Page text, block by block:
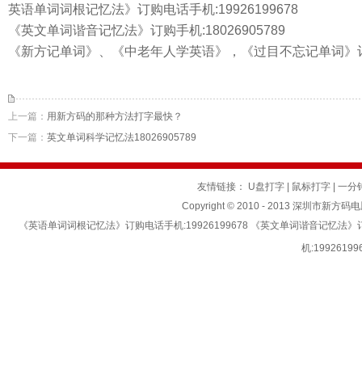
英语单词词根记忆法》订购电话手机:19926199678
《英文单词谐音记忆法》订购手机:18026905789
《新方记单词》、《中老年人学英语》，《过目不忘记单词
上一篇： 用新方码的那种方法打字最快？
下一篇： 英文单词科学记忆法18026905789
友情链接： U盘打字 鼠标打字
一分
Copyright © 2010 - 2013 深圳市新方码
《英语单词词根记忆法》订购电话手机:19926199678 《英文单词谐音记忆法
机